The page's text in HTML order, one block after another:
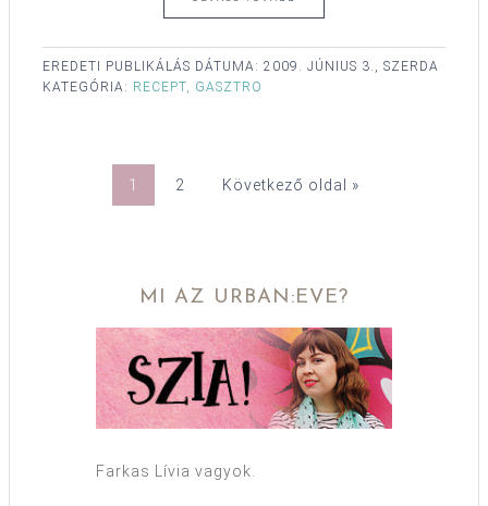
EREDETI PUBLIKÁLÁS DÁTUMA: 2009. JÚNIUS 3., SZERDA
KATEGÓRIA: RECEPT, GASZTRO
1 2 Következő oldal »
MI AZ URBAN:EVE?
Farkas Lívia vagyok.